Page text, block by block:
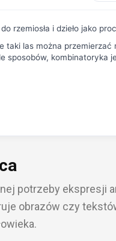
rzemiosła i dzieło jako
taki las można przemierzać
sposobów, kombinatoryka
potrzeby ekspresji
obrazów czy